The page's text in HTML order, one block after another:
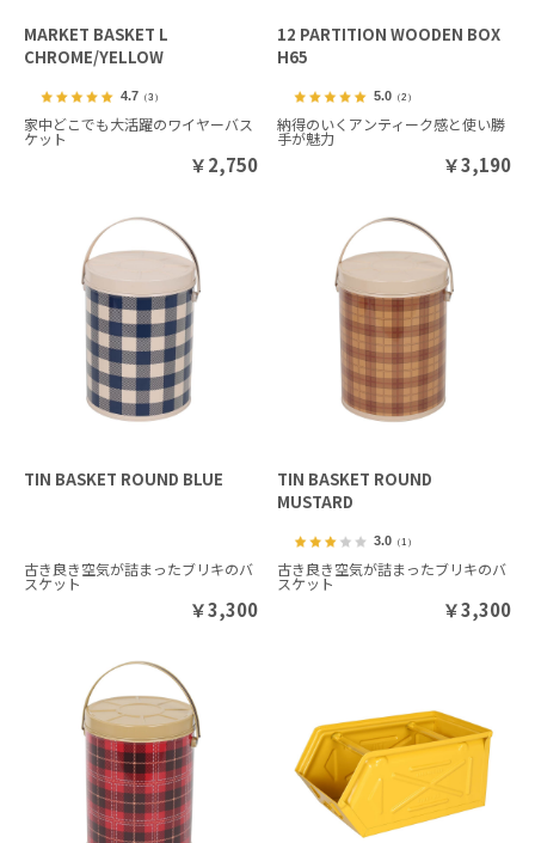
MARKET BASKET L
CHROME/YELLOW
4.7 （3）
家中どこでも大活躍のワイヤーバス
ケット
￥2,750
12 PARTITION WOODEN BOX
H65
5.0 （2）
納得のいくアンティーク感と使い勝
手が魅力
￥3,190
TIN BASKET ROUND BLUE
古き良き空気が詰まったブリキのバ
スケット
￥3,300
TIN BASKET ROUND
MUSTARD
3.0 （1）
古き良き空気が詰まったブリキのバ
スケット
￥3,300